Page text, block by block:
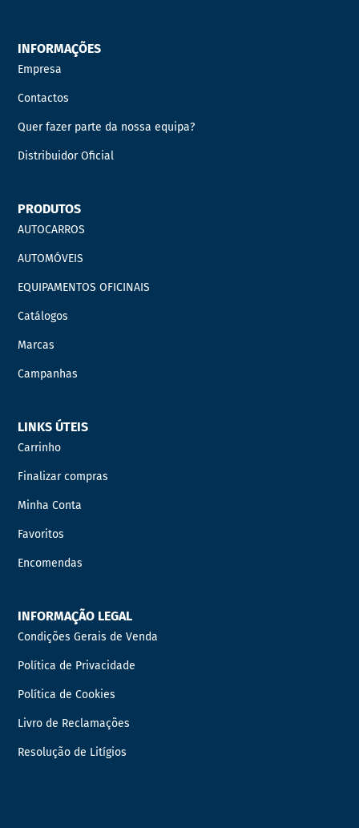
INFORMAÇÕES
Empresa
Contactos
Quer fazer parte da nossa equipa?
Distribuidor Oficial
PRODUTOS
AUTOCARROS
AUTOMÓVEIS
EQUIPAMENTOS OFICINAIS
Catálogos
Marcas
Campanhas
LINKS ÚTEIS
Carrinho
Finalizar compras
Minha Conta
Favoritos
Encomendas
INFORMAÇÃO LEGAL
Condições Gerais de Venda
Política de Privacidade
Política de Cookies
Livro de Reclamações
Resolução de Litígios